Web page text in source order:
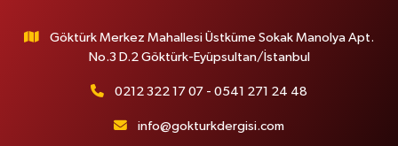
Göktürk Merkez Mahallesi Üstküme Sokak Manolya Apt.
No.3 D.2 Göktürk-Eyüpsultan/İstanbul
0212 322 17 07 - 0541 271 24 48
info@gokturkdergisi.com